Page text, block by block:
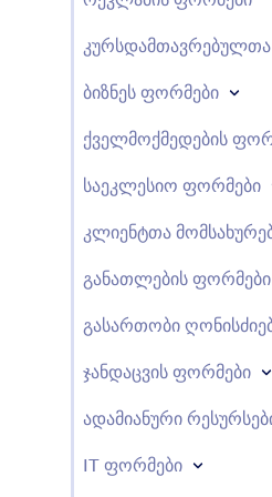
ბიზნეს ფორმები
საეკლესიო ფორმები
განათლების ფორმები
ჯანდაცვის ფორმები
IT ფორმები